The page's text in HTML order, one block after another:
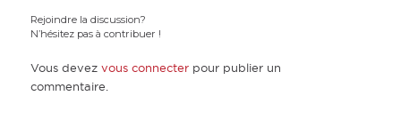
Rejoindre la discussion?
N’hésitez pas à contribuer !
Vous devez vous connecterpour publier un
commentaire.